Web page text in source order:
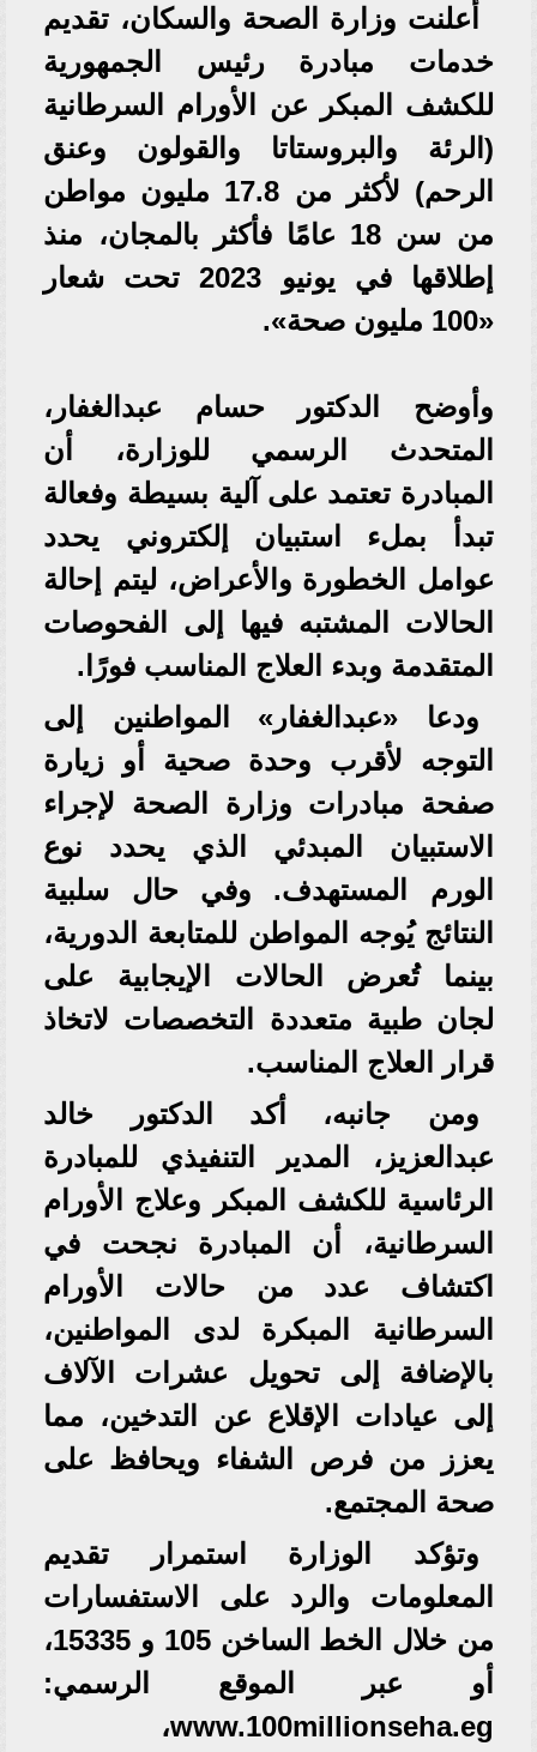
أعلنت وزارة الصحة والسكان، تقديم
خدمات مبادرة رئيس الجمهورية
للكشف المبكر عن الأورام السرطانية
(الرئة والبروستاتا والقولون وعنق
الرحم) لأكثر من 17.8 مليون مواطن
من سن 18 عامًا فأكثر بالمجان، منذ
إطلاقها في يونيو 2023 تحت شعار
«100 مليون صحة».
وأوضح الدكتور حسام عبدالغفار،
المتحدث الرسمي للوزارة، أن
المبادرة تعتمد على آلية بسيطة وفعالة
تبدأ بملء استبيان إلكتروني يحدد
عوامل الخطورة والأعراض، ليتم إحالة
الحالات المشتبه فيها إلى الفحوصات
المتقدمة وبدء العلاج المناسب فورًا.
ودعا «عبدالغفار» المواطنين إلى
التوجه لأقرب وحدة صحية أو زيارة
صفحة مبادرات وزارة الصحة لإجراء
الاستبيان المبدئي الذي يحدد نوع
الورم المستهدف. وفي حال سلبية
النتائج يُوجه المواطن للمتابعة الدورية،
بينما تُعرض الحالات الإيجابية على
لجان طبية متعددة التخصصات لاتخاذ
قرار العلاج المناسب.
ومن جانبه، أكد الدكتور خالد
عبدالعزيز، المدير التنفيذي للمبادرة
الرئاسية للكشف المبكر وعلاج الأورام
السرطانية، أن المبادرة نجحت في
اكتشاف عدد من حالات الأورام
السرطانية المبكرة لدى المواطنين،
بالإضافة إلى تحويل عشرات الآلاف
إلى عيادات الإقلاع عن التدخين، مما
يعزز من فرص الشفاء ويحافظ على
صحة المجتمع.
وتؤكد الوزارة استمرار تقديم
المعلومات والرد على الاستفسارات
من خلال الخط الساخن 105 و 15335،
أو عبر الموقع الرسمي:
www.100millionseha.eg،